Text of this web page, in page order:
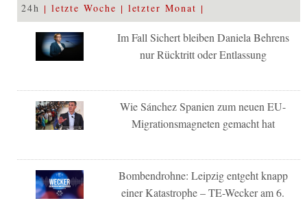
24h letzte Woche letzter Monat
Im Fall Sichert bleiben Daniela Behrens
nur Rücktritt oder Entlassung
Wie Sánchez Spanien zum neuen EU-
Migrationsmagneten gemacht hat
Bombendrohne: Leipzig entgeht knapp
einer Katastrophe – TE-Wecker am 6.